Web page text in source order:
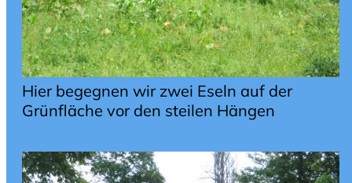
Hier begegnen wir zwei Eseln auf der
Grünfläche vor den steilen Hängen